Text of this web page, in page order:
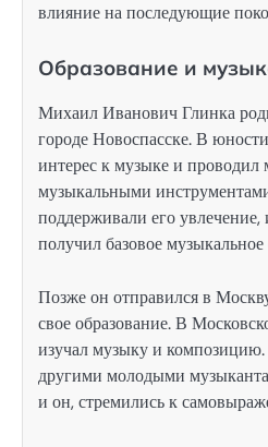
влияние на последующие
Образование и
Михаил Иванович Глинка
городе Новоспасске. В
интерес к музыке и проводил
музыкальными
поддерживали его увлечение,
получил базовое музыкальное
Позже он отправился в
свое образование. В
изучал музыку и
другими молодыми
и он, стремились к